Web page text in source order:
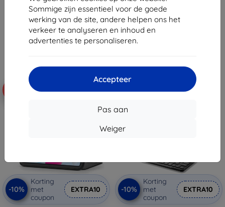
Sommige zijn essentieel voor de goede
werking van de site, andere helpen ons het
verkeer te analyseren en inhoud en
advertenties te personaliseren.
Accepteer
Pas aan
Weiger
(5906302363094)
€ 27,90
€ 25,11
Laatste item op voorraad
€ 33,90
€ 30,52
Op voorraad: > 5 stuks
-10%
Korting
met
coupon
EXTRA10
-10%
-10%
Korting
met
coupon
EXTRA10